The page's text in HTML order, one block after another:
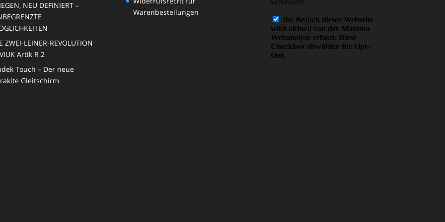
NEU DEFINIERT –
ZWEI-LEINER-REVOLUTION
Artik R 2
Touch – Der neue
Gleitschirm
Warenbestellungen